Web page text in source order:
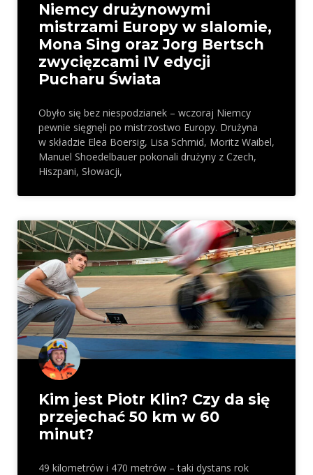
Niemcy drużynowymi
mistrzami Europy w slalomie,
Mona Sing oraz Jorg Bertsch
zwycięzcami IV edycji
Pucharu Świata
Obyło się bez niespodzianek – wczoraj Niemcy
pewnie sięgnęli po mistrzostwo Europy. Drużyna
w składzie Elea Boersig, Lisa Schmid, Moritz Waibel,
Manuel Shoedelbauer pokonali drużyny z Czech,
Hiszpani, Słowacji,
Kim jest Piotr Klin? Czy da się
przejechać 50 km w 60
minut?
49 kilometrów i 470 metrów – taki dystans rok